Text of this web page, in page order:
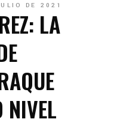
DE 2021
LA
NIVEL